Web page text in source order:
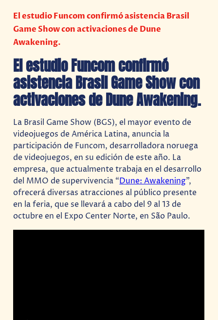
El estudio Funcom confirmó asistencia Brasil
Game Show con activaciones de Dune
Awakening.
El estudio Funcom confirmó
asistencia Brasil Game Show con
activaciones de Dune Awakening.
La Brasil Game Show (BGS), el mayor evento de
videojuegos de América Latina, anuncia la
participación de Funcom, desarrolladora noruega
de videojuegos, en su edición de este año. La
empresa, que actualmente trabaja en el desarrollo
del MMO de supervivencia “Dune: Awakening”,
ofrecerá diversas atracciones al público presente
en la feria, que se llevará a cabo del 9 al 13 de
octubre en el Expo Center Norte, en São Paulo.